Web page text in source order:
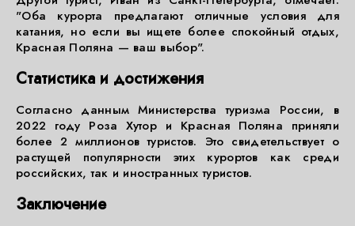
"Оба курорта предлагают отличные условия для
катания, но если вы ищете более спокойный отдых,
Красная Поляна — ваш выбор".
Статистика и достижения
Согласно данным Министерства туризма России, в
2022 году Роза Хутор и Красная Поляна приняли
более 2 миллионов туристов. Это свидетельствует о
растущей популярности этих курортов как среди
российских, так и иностранных туристов.
Заключение